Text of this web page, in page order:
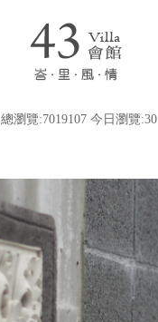
總瀏覽:7019107 今日瀏覽:30